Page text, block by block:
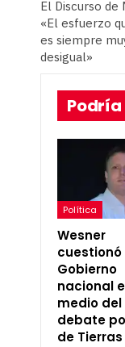
El Discurso de
«El esfuerzo
es siempre
desigual»
Política
Wesner
cuestionó
Gobierno
nacional
medio del
debate
de Tierras